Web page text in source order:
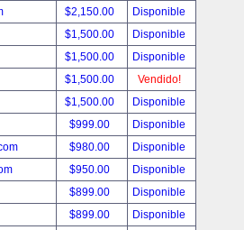
$2,150.00
Disponible
$1,500.00
Disponible
$1,500.00
Disponible
$1,500.00
Vendido!
$1,500.00
Disponible
$999.00
Disponible
$980.00
Disponible
$950.00
Disponible
$899.00
Disponible
$899.00
Disponible